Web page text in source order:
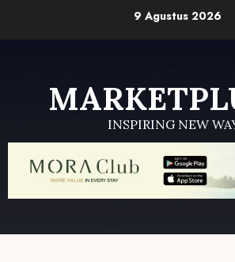
9 Agustus 2026
INSPIRING NEW